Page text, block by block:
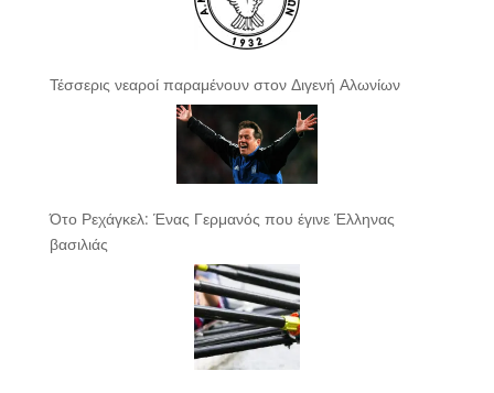
Τέσσερις νεαροί παραμένουν στον Διγενή Αλωνίων
Ότο Ρεχάγκελ: Ένας Γερμανός που έγινε Έλληνας
βασιλιάς